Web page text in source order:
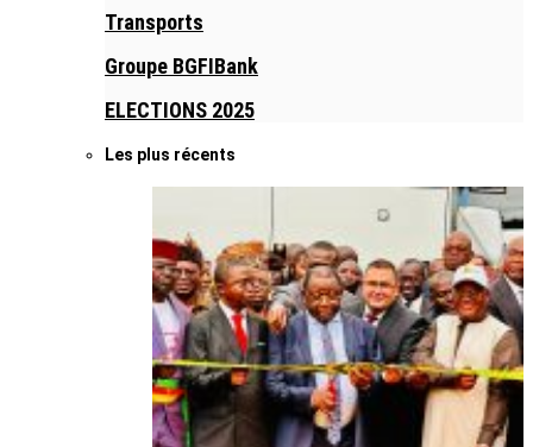
Transports
Groupe BGFIBank
ELECTIONS 2025
Les plus récents